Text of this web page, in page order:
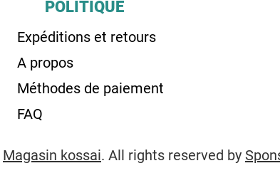
POLITIQUE
Expéditions et retours
A propos
Méthodes de paiement
FAQ
Magasin kossai. All rights reserved by